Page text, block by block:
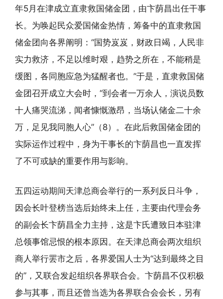
年5月在津成立直隶救国储金团，由卞荫昌出任干事
长。为唤起民众爱国储金热情，筹备中的直隶救国
储金团向各界阐明：“国势岌岌，财政日竭，人民非
实力救济，不足以维时艰，趋势之所在，不能稍是
缓图，各同胞应急为猛醒者也。”于是，直隶救国储
金团召开成立大会时，“到会者一万余人，演说员数
十人痛哭流涕，闻者慷慨激昂，当场认储金二十余
万，足见我同胞人心”（8）。在此后救国储金团的
实际运作过程中，身为干事长的卞荫昌也一直发挥
了不可或缺的重要作用与影响。
五四运动期间天津总商会举行的一系列反日斗争，
因会长叶登榜当选后始终未上任，主要由代理会务
的副会长卞荫昌全力主持，这是卞氏遭致日本驻津
总领事馆忌恨的根本原因。在天津总商会两次组织
商人举行罢市之后，各界爱国人士为“达到最终之目
的”，又联合发起组织各界联合会。卞荫昌不仅积极
参与其事，而且还曾当选为各界联合会会长，另有